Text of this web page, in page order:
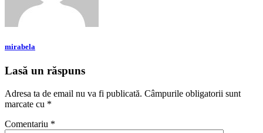
mirabela
Lasă un răspuns
Adresa ta de email nu va fi publicată. Câmpurile obligatorii sunt
marcate cu *
Comentariu *